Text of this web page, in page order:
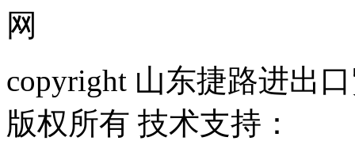
网
copyright 山东捷路进出
版权所有 技术支持：